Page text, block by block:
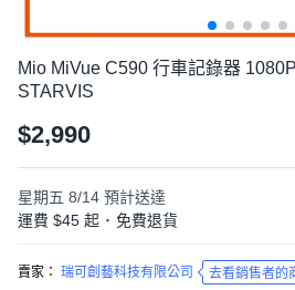
Mio MiVue C590 行車記錄器
STARVIS
$2,990
星期五 8/14 預計送達
運費 $45 起 ･ 免費退貨
賣家： 瑞可創藝科技有限公司
去看銷售者的